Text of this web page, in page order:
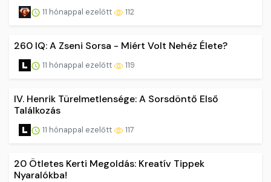
11 hónappal ezelőtt 112
260 IQ: A Zseni Sorsa - Miért Volt Nehéz Élete?
11 hónappal ezelőtt 119
IV. Henrik Türelmetlensége: A Sorsdöntő Első
Találkozás
11 hónappal ezelőtt 117
20 Ötletes Kerti Megoldás: Kreatív Tippek
Nyaralókba!